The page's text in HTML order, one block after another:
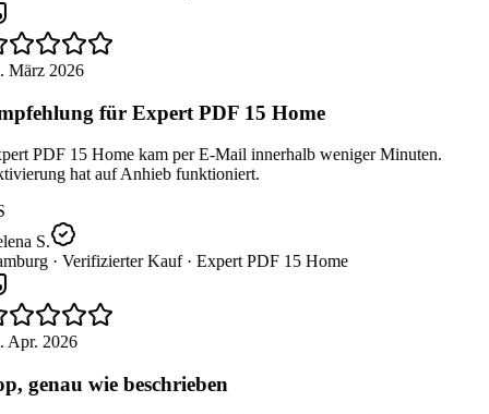
März 2026
für Expert PDF 15 Home
PDF 15 Home kam per E-Mail innerhalb weniger Minuten.
hat auf Anhieb funktioniert.
S.
· Verifizierter Kauf · Expert PDF 15 Home
Apr. 2026
genau wie beschrieben